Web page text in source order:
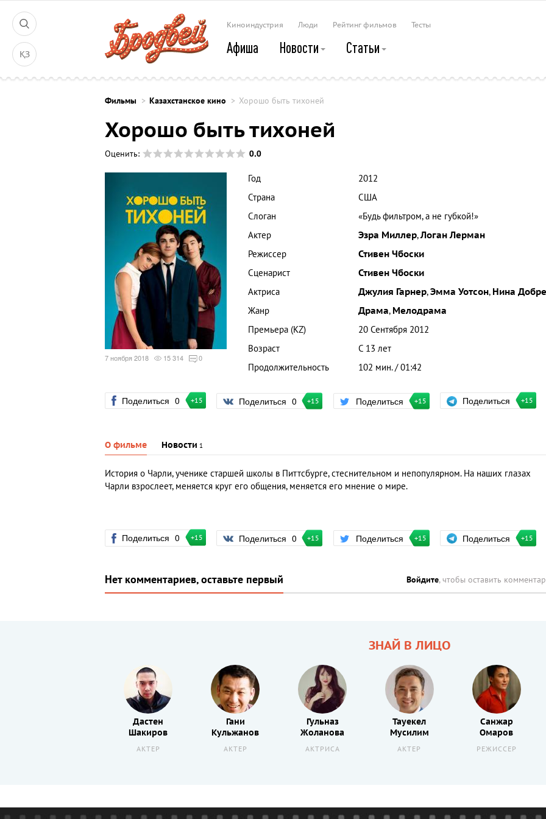
ҚЗ
Киноиндустрия Люди Рейтинг фильмов Тесты
Афиша Новости Статьи
Фильмы Казахстанское кино Хорошо быть тихоней
Хорошо быть тихоней
Оценить: 0.0
7 ноября 2018 15 314 0
Год
2012
Страна
США
Слоган
«Будь фильтром, а не губкой!»
Актер
Эзра Миллер,Логан Лерман
Режиссер
Стивен Чбоски
Сценарист
Стивен Чбоски
Актриса
Джулия Гарнер,Эмма Уотсон, Нина
Жанр
Драма, Мелодрама
Премьера (KZ)
20 Сентября 2012
Возраст
С 13 лет
Продолжительность
102 мин. / 01:42
Поделиться 0 +15 Поделиться 0 +15 Поделиться +15 Поделиться +15
О фильме Новости 1
История о Чарли, ученике старшей школы в Питтсбурге, стеснительном и непопулярном. На наших глазах
Чарли взрослеет, меняется круг его общения, меняется его мнение о мире.
Поделиться 0 +15 Поделиться 0 +15 Поделиться +15 Поделиться +15
Нет комментариев, оставьте первый Войдите, чтобы оставить
ЗНАЙ В ЛИЦО
Дастен
Шакиров
АКТЕР
Гани
Кульжанов
АКТЕР
Гульназ
Жоланова
АКТРИСА
Тауекел
Мусилим
АКТЕР
Санжар
Омаров
РЕЖИССЕР